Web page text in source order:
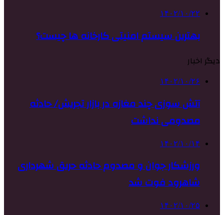
۱۴۰۲/۱۰/۲۲
بهترین سیستم امنیتی کارخانه ها چیست؟
دیگر اخبار
۱۴۰۲/۱۰/۲۶
آتش سوزی چند مغازه در بازار تجریش/ حادثه
مصدومی نداشت
۱۴۰۲/۱۰/۱۴
ورزشکار جوان و مصدوم حادثه حریق شهرداری
شاهرود فوت شد
۱۴۰۲/۱۰/۲۵